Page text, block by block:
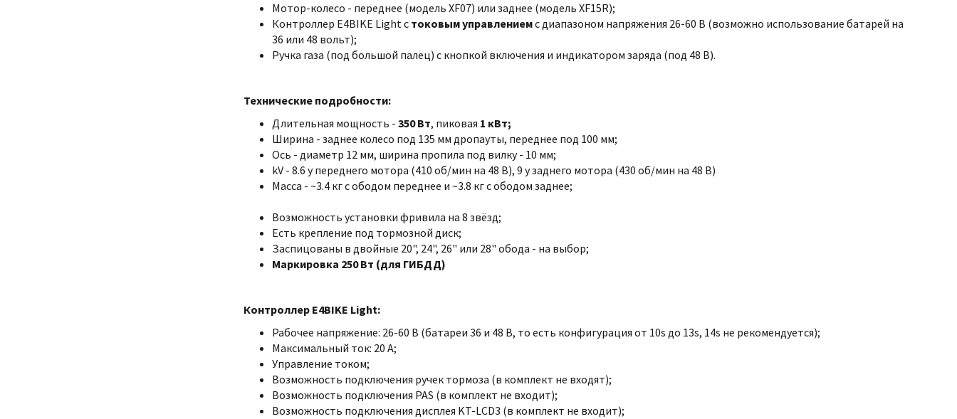
Мотор-колесо - переднее (модель XF07) или заднее (модель XF15R);
Контроллер E4BIKE Light с токовым управлениемс диапазоном напряжения 26-60 В (возможно использование батарей на
36 или 48 вольт);
Ручка газа (под большой палец) с кнопкой включения и индикатором заряда (под 48 В).
Технические подробности:
Длительная мощность - 350 Вт, пиковая 1 кВт;
Ширина - заднее колесо под 135 мм дропауты, переднее под 100 мм;
Ось - диаметр 12 мм, ширина пропила под вилку - 10 мм;
kV - 8.6 у переднего мотора (410 об/мин на 48 В), 9 у заднего мотора (430 об/мин на 48 В)
Масса - ~3.4 кг с ободом переднее и ~3.8 кг с ободом заднее;
Возможность установки фривила на 8 звёзд;
Есть крепление под тормозной диск;
Заспицованы в двойные 20", 24", 26" или 28" обода - на выбор;
Маркировка 250 Вт (для ГИБДД)
Контроллер E4BIKE Light:
Рабочее напряжение: 26-60 В (батареи 36 и 48 В, то есть конфигурация от 10s до 13s, 14s не рекомендуется);
Максимальный ток: 20 А;
Управление током;
Возможность подключения ручек тормоза (в комплект не входят);
Возможность подключения PAS (в комплект не входит);
Возможность подключения дисплея KT-LCD3 (в комплект не входит);